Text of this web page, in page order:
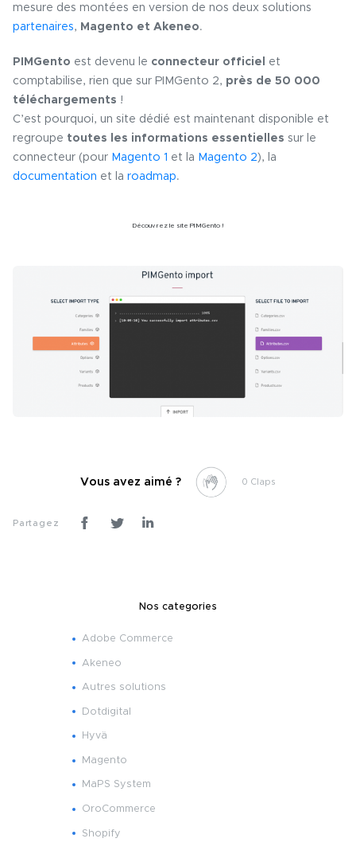
mesure des montées en version de nos deux solutions
partenaires, Magento et Akeneo.
PIMGento est devenu le connecteur officiel
et
comptabilise, rien que sur PIMGento 2, près de 50 000
téléchargements !
C’est pourquoi, un site dédié est maintenant disponible et
regroupe toutes les informations essentielles sur le
connecteur (pour Magento 1 et la Magento 2), la
documentation et la roadmap.
Découvrez le site PIMGento !
Vous avez aimé ? 0
Partagez
Nos categories
Adobe Commerce
Akeneo
Autres solutions
Dotdigital
Hyvä
Magento
MaPS System
OroCommerce
Shopify